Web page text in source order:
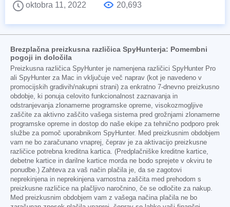
oktobra 11, 2022
20,693
Brezplačna preizkusna različica SpyHunterja: Pomembni
pogoji in določila
Preizkusna različica SpyHunter je namenjena različici SpyHunter Pro
ali SpyHunter za Mac in vključuje več naprav (kot je navedeno v
promocijskih gradivih/nakupni strani) za enkratno 7-dnevno preizkusno
obdobje, ki ponuja celovito funkcionalnost zaznavanja in
odstranjevanja zlonamerne programske opreme, visokozmogljive
zaščite za aktivno zaščito vašega sistema pred grožnjami zlonamerne
programske opreme in dostop do naše ekipe za tehnično podporo prek
službe za pomoč uporabnikom SpyHunter. Med preizkusnim obdobjem
vam ne bo zaračunano vnaprej, čeprav je za aktivacijo preizkusne
različice potrebna kreditna kartica. (Predplačniške kreditne kartice,
debetne kartice in darilne kartice morda ne bodo sprejete v okviru te
ponudbe.) Zahteva za vaš način plačila je, da se zagotovi
neprekinjena in neprekinjena varnostna zaščita med prehodom s
preizkusne različice na plačljivo naročnino, če se odločite za nakup.
Med preizkusnim obdobjem vam z vašega načina plačila ne bo